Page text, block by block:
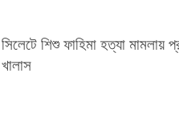
সিলেটে শিশু ফাহিমা হত্যা
খালাস